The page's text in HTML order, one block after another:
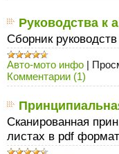
Руководства к
Сборник
Авто-мото инфо |
Комментарии (1)
Сканированная
листах в pdf